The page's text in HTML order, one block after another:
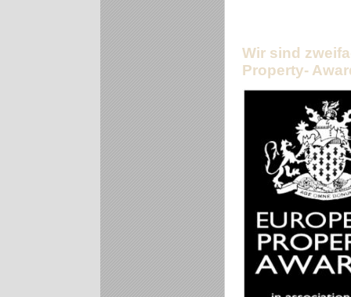
Wir sind
Property-